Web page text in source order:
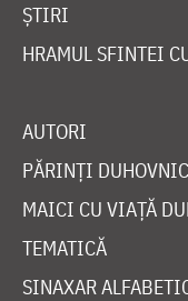
ȘTIRI
HRAMUL SFINTEI
AUTORI
PĂRINȚI
MAICI CU VIAȚĂ
TEMATICĂ
SINAXAR